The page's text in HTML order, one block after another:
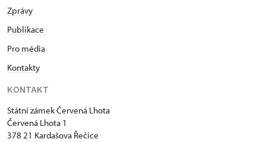
Zprávy
Publikace
Pro média
Kontakty
KONTAKT
Státní zámek Červená Lhota
Červená Lhota 1
378 21 Kardašova Řečice